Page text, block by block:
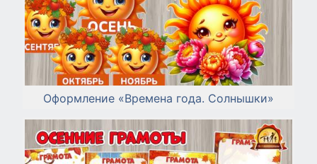
Оформление «Времена года. Солнышки»